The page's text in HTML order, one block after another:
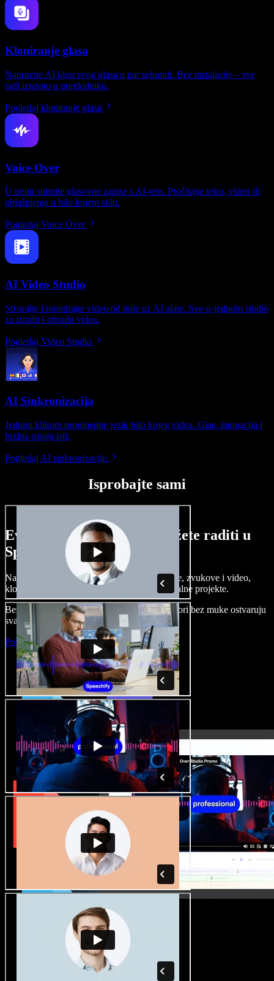
Kloniranje glasa
Napravite AI klon svog glasa u par sekundi. Bez instalacije – sve
radi izravno u pregledniku.
Pogledaj kloniranje glasa
Voice Over
U trenu snimite glasovne zapise s AI-jem. Pročitajte tekst, video ili
objašnjenja u bilo kojem stilu.
Pogledaj Voice Over
AI Video Studio
Stvarajte i montirajte video od nule uz AI alate. Sve-u-jednom studio
za izradu i obradu videa.
Pogledaj Video Studio
AI Sinkronizacija
Jednim klikom promijenite jezik bilo kojeg videa. Glas, intonacija i
brzina ostaju isti.
Pogledaj AI sinkronizaciju
Isprobajte sami
Evo malog pregleda što možete raditi u
Speechify Studiju.
Napravite voice overe, dodajte besplatne slike, zvukove i video,
klonirajte svoj glas i složite sjajne audio-vizualne projekte.
Bez učenja i sve dostupno u pregledniku, autori bez muke ostvaruju
svaku kreativnu ideju.
Pokreni Studio